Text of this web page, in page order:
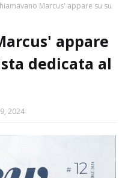
Marcus' appare su su
appare
dedicata al
2024